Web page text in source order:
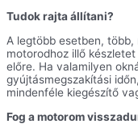
Tudok rajta állítani?
A legtöbb esetben,
motorodhoz illő
előre. Ha valamilyen
gyújtásmegszakítási
mindenféle kiegészítő
Fog a motorom